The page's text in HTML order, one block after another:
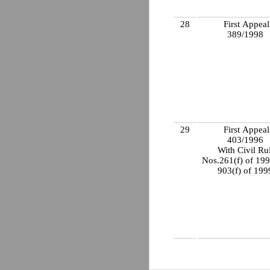
28
First Appeal
389/1998
29
First Appeal
403/1996
With Civil
Nos.261(f) of
903(f) of